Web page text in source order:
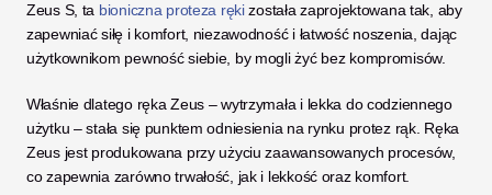
Zeus S, ta bioniczna proteza ręki została zaprojektowana tak, aby
zapewniać siłę i komfort, niezawodność i łatwość noszenia, dając
użytkownikom pewność siebie, by mogli żyć bez kompromisów.
Właśnie dlatego ręka Zeus – wytrzymała i lekka do codziennego
użytku – stała się punktem odniesienia na rynku protez rąk. Ręka
Zeus jest produkowana przy użyciu zaawansowanych procesów,
co zapewnia zarówno trwałość, jak i lekkość oraz komfort.